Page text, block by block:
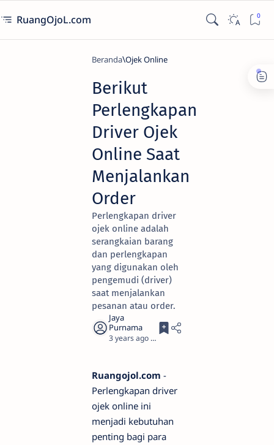
RuangOjoL.com
Beranda Ojek Online
Berikut
Perlengkapan
Driver Ojek
Online Saat
Menjalankan
Order
Perlengkapan driver
ojek online adalah
serangkaian barang
dan perlengkapan
yang digunakan oleh
pengemudi (driver)
saat menjalankan
pesanan atau order.
3 years ago 3
Ruangojol.com -
Perlengkapan driver
ojek online ini
menjadi kebutuhan
penting bagi para